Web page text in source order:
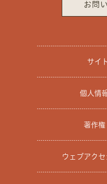
お問
サイ
個人情
著作権
ウェブアク